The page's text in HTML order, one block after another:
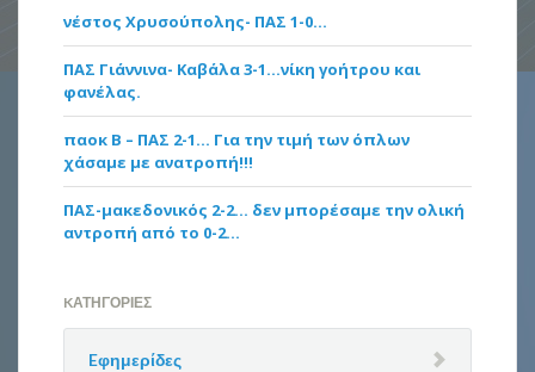
νέστος Χρυσούπολης- ΠΑΣ 1-0…
ΠΑΣ Γιάννινα- Καβάλα 3-1…νίκη γοήτρου και
φανέλας.
παοκ Β – ΠΑΣ 2-1… Για την τιμή των όπλων
χάσαμε με ανατροπή!!!
ΠΑΣ-μακεδονικός 2-2… δεν μπορέσαμε την ολική
αντροπή από το 0-2…
KΑΤΗΓΟΡΊΕΣ
Eφημερίδες